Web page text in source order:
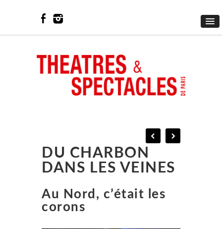
DU CHARBON
DANS LES VEINES
Au Nord, c’était les
corons